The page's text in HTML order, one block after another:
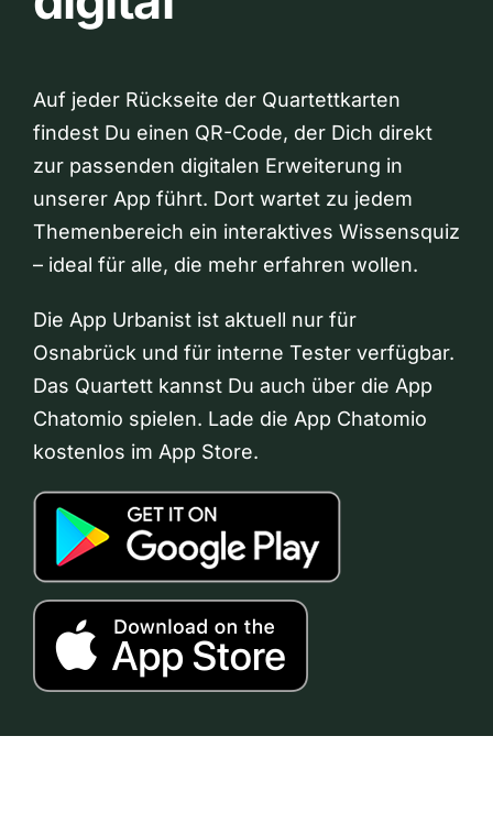
Auf jeder Rückseite der Quartettkarten
findest Du einen QR-Code, der Dich direkt
zur passenden digitalen Erweiterung in
unserer App führt. Dort wartet zu jedem
Themenbereich ein interaktives Wissensquiz
– ideal für alle, die mehr erfahren wollen.
Die App Urbanist ist aktuell nur für
Osnabrück und für interne Tester verfügbar.
Das Quartett kannst Du auch über die App
Chatomio spielen. Lade die App Chatomio
kostenlos im App Store.